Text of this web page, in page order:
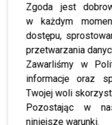
Zgoda jest
w każdym
dostępu,
przetwarzania
Zawarliśmy w
informacje oraz
Twojej woli
Pozostając w
niniejsze warunki.
Ata Postek z Hotelu
nową kolekcją z
przyznała, że jest
bardzo przypadły jej
wspomniała
Design,które również
tego czasu
regularnie. Z kolei